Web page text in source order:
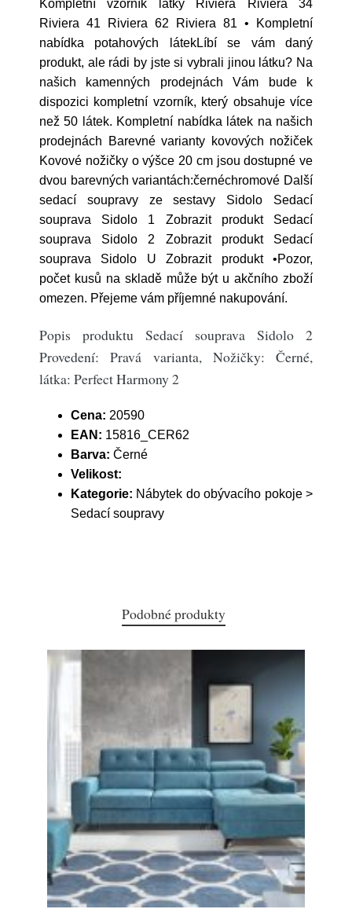
Kompletní vzorník látky Riviera Riviera 34
Riviera 41 Riviera 62 Riviera 81 • Kompletní
nabídka potahových látekLíbí se vám daný
produkt, ale rádi by jste si vybrali jinou látku? Na
našich kamenných prodejnách Vám bude k
dispozici kompletní vzorník, který obsahuje více
než 50 látek. Kompletní nabídka látek na našich
prodejnách Barevné varianty kovových nožiček
Kovové nožičky o výšce 20 cm jsou dostupné ve
dvou barevných variantách:černéchromové Další
sedací soupravy ze sestavy Sidolo Sedací
souprava Sidolo 1 Zobrazit produkt Sedací
souprava Sidolo 2 Zobrazit produkt Sedací
souprava Sidolo U Zobrazit produkt •Pozor,
počet kusů na skladě může být u akčního zboží
omezen. Přejeme vám příjemné nakupování.
Popis produktu Sedací souprava Sidolo 2
Provedení: Pravá varianta, Nožičky: Černé,
látka: Perfect Harmony 2
Cena: 20590
EAN: 15816_CER62
Barva: Černé
Velikost:
Kategorie: Nábytek do obývacího pokoje >
Sedací soupravy
Podobné produkty